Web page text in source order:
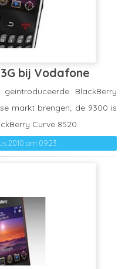
bij Vodafone
2010 om 09:23
BlackBerry
markt brengen; de 9300 is
Curve 8520.